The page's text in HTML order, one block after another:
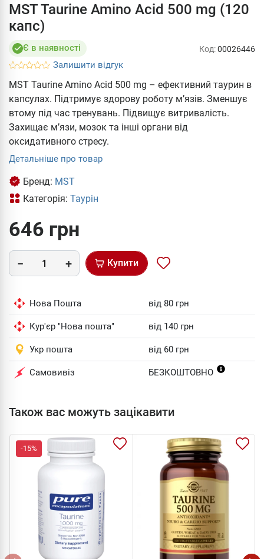
MST Taurine Amino Acid 500 mg (120
капс)
Є в наявності
Залишити відгук
Код:00026446
MST Taurine Amino Acid 500 mg – ефективний таурин в
капсулах. Підтримує здорову роботу м’язів. Зменшує
втому під час тренувань. Підвищує витривалість.
Захищає м’язи, мозок та інші органи від
оксидативного стресу.
Детальніше про товар
Бренд: MST
Категорія: Таурін
646 грн
Купити
Нова Пошта від 80 грн
Кур'єр "Нова пошта" від 140 грн
Укр пошта від 60 грн
Самовивіз БЕЗКОШТОВНО
Також вас можуть зацікавити
-15%